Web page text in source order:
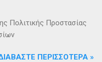
Πολιτικής Προστασίας
ΠΕΡΙΣΣΌΤΕΡΑ »